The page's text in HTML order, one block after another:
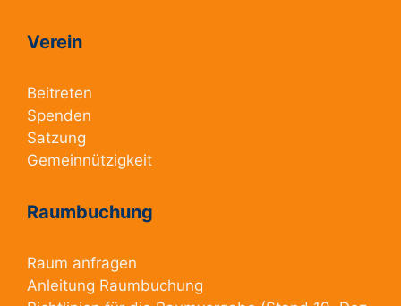
Verein
Beitreten
Spenden
Satzung
Gemeinnützigkeit
Raumbuchung
Raum anfragen
Anleitung Raumbuchung